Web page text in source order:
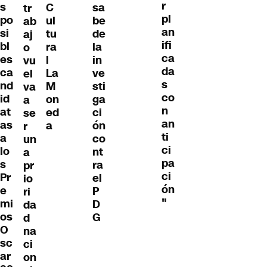
s
po
si
bl
es
ca
nd
id
at
as
a
lo
s
Pr
e
mi
os
O
sc
ar
tr
ab
aj
o
vu
el
va
a
se
r
un
a
pr
io
ri
da
d
na
ci
on
C
ul
tu
ra
l
La
M
on
ed
a
sa
be
de
la
in
ve
sti
ga
ci
ón
co
nt
ra
el
P
D
G
r
pl
an
ifi
ca
da
s
co
n
an
ti
ci
pa
ci
ón
"